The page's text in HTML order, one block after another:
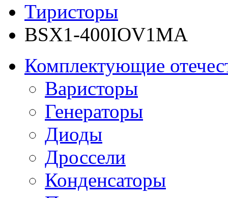
Тиристоры
BSX1-400IOV1MA
Комплектующие
Варисторы
Генераторы
Диоды
Дроссели
Конденсаторы